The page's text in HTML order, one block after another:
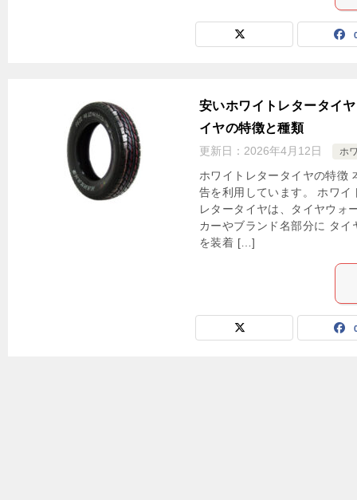
安いホワイトレタータイ
イヤの特徴と種類
更新日： 2026年4月12日 ホ
ホワイトレタータイヤの特徴
告を利用しています。 ホワ
レタータイヤは、タイヤウォ
カーやブランド名部分に タ
を装着 […]